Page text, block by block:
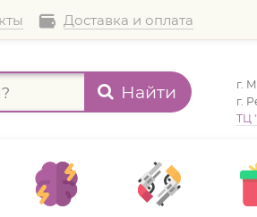
Доставка и оплата
Найти
г.
г.
ТЦ